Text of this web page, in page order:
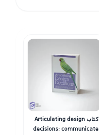
کتاب Articulating design
decisions: communicate